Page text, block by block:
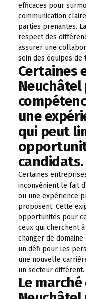
efficaces pour
communication
parties prenantes.
respect des
assurer une
sein des équipes de
Certaines
Neuchâtel
une
qui peut
candidats.
Certaines
inconvénient le fait
ou une expérience
proposent. Cette
opportunités pour
ceux qui cherchent
changer de
un défi pour les
une nouvelle
un secteur différent.
Le